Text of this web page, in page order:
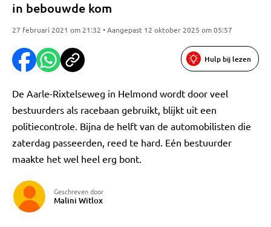
in bebouwde kom
27 februari 2021 om 21:32 • Aangepast 12 oktober 2025 om 05:57
Hulp bij lezen
De Aarle-Rixtelseweg in Helmond wordt door veel
bestuurders als racebaan gebruikt, blijkt uit een
politiecontrole. Bijna de helft van de automobilisten die
zaterdag passeerden, reed te hard. Eén bestuurder
maakte het wel heel erg bont.
Geschreven door
Malini Witlox